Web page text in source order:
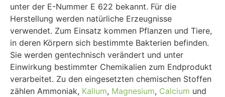
unter der E-Nummer E 622 bekannt. Für die
Herstellung werden natürliche Erzeugnisse
verwendet. Zum Einsatz kommen Pflanzen und Tiere,
in deren Körpern sich bestimmte Bakterien befinden.
Sie werden gentechnisch verändert und unter
Einwirkung bestimmter Chemikalien zum Endprodukt
verarbeitet. Zu den eingesetzten chemischen Stoffen
zählen Ammoniak, Kalium, Magnesium, Calcium und